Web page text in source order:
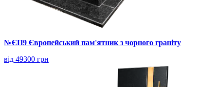
№ЄП9 Європейський пам'ятник з чорного граніту
від 49300 грн